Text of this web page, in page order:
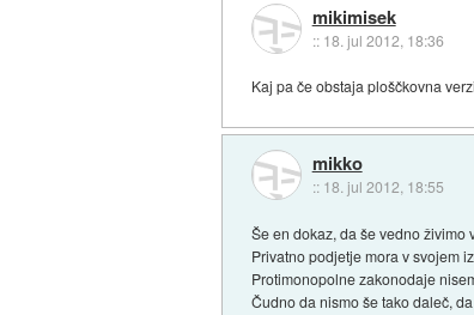
mikimisek
:: 18. jul 2012, 18:36
Kaj pa če obstaja ploščkovna
mikko
:: 18. jul 2012, 18:55
Še en dokaz, da še vedno
Privatno podjetje mora v svojem
Protimonopolne zakonodaje
Čudno da nismo še tako daleč,